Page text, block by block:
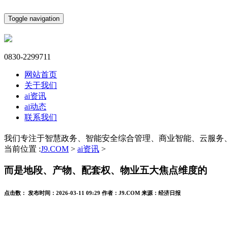
Toggle navigation
0830-2299711
网站首页
关于我们
ai资讯
ai动态
联系我们
我们专注于智慧政务、智能安全综合管理、商业智能、云服务
当前位置 :J9.COM > ai资讯 >
而是地段、产物、配套权、物业五大焦点维度的
点击数： 发布时间： 2026-03-11 09:29 作者： J9.COM 来源： 经济日报